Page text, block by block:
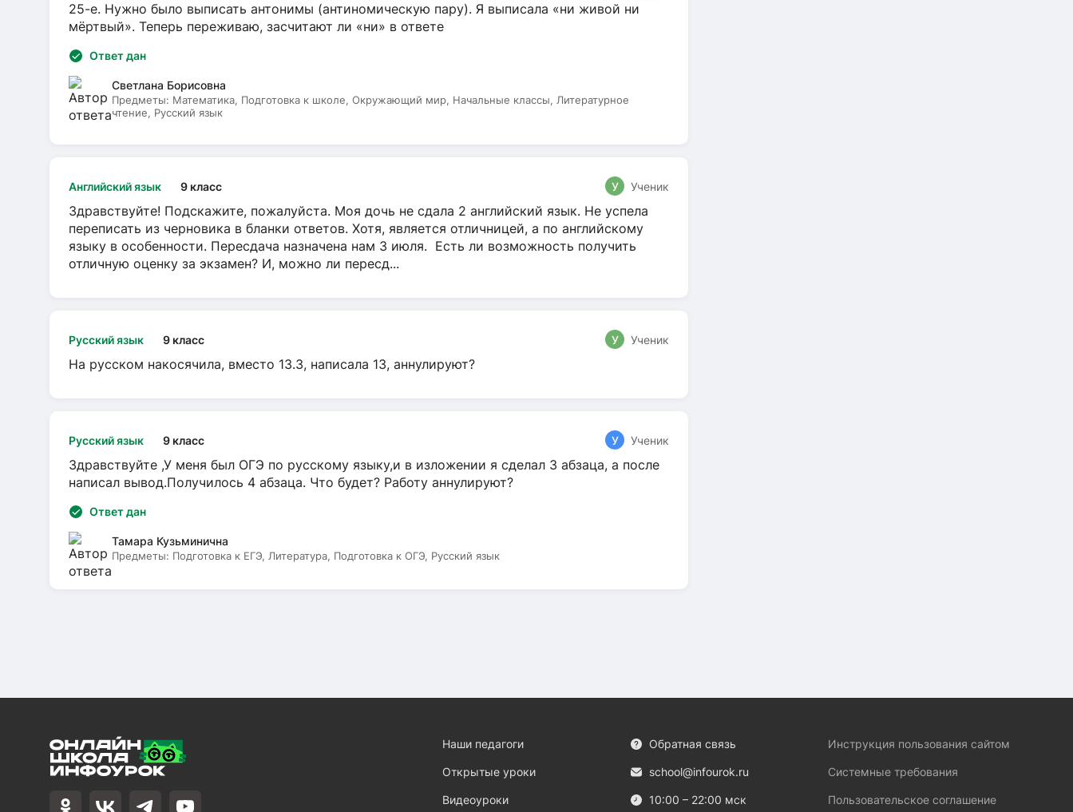
25-е. Нужно было выписать антонимы (антиномическую пару). Я выписала «ни живой ни
мёртвый». Теперь переживаю, засчитают ли «ни» в ответе
Ответ дан
Светлана Борисовна
Предметы: Математика, Подготовка к школе, Окружающий мир, Начальные классы, Литературное
чтение, Русский язык
Английский язык 9 класс У Ученик
Здравствуйте! Подскажите, пожалуйста. Моя дочь не сдала 2 английский язык. Не успела
переписать из черновика в бланки ответов. Хотя, является отличницей, а по английскому
языку в особенности. Пересдача назначена нам 3 июля. Есть ли возможность получить
отличную оценку за экзамен? И, можно ли пересд...
Русский язык 9 класс У Ученик
На русском накосячила, вместо 13.3, написала 13, аннулируют?
Русский язык 9 класс У Ученик
Здравствуйте ,У меня был ОГЭ по русскому языку,и в изложении я сделал 3 абзаца, а после
написал вывод.Получилось 4 абзаца. Что будет? Работу аннулируют?
Ответ дан
Тамара Кузьминична
Предметы: Подготовка к ЕГЭ, Литература, Подготовка к ОГЭ, Русский язык
Наши педагоги
Открытые уроки
Видеоуроки
Обратная связь
school@infourok.ru
10:00 – 22:00 мск
Инструкция пользования сайтом
Системные требования
Пользовательское соглашение